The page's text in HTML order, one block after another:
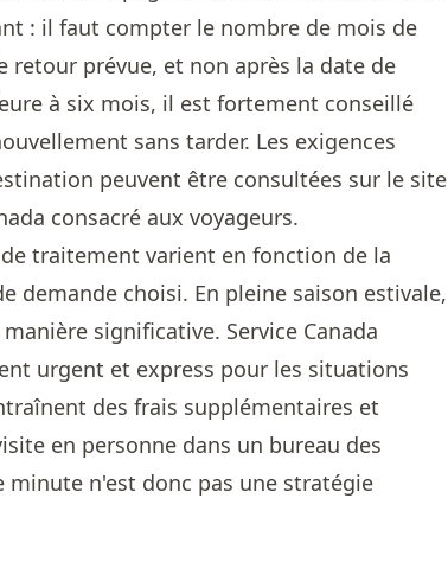
: il faut compter le nombre de mois de
retour prévue, et non après la date de
à six mois, il est fortement conseillé
sans tarder. Les exigences
peuvent être consultées sur le site
consacré aux voyageurs.
traitement varient en fonction de la
demande choisi. En pleine saison estivale,
significative. Service Canada
urgent et express pour les situations
des frais supplémentaires et
en personne dans un bureau des
n'est donc pas une stratégie